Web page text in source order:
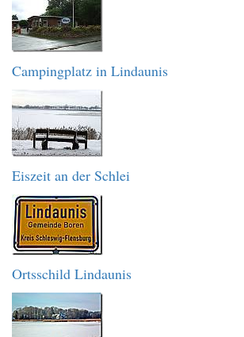
Campingplatz in Lindaunis
Eiszeit an der Schlei
Ortsschild Lindaunis